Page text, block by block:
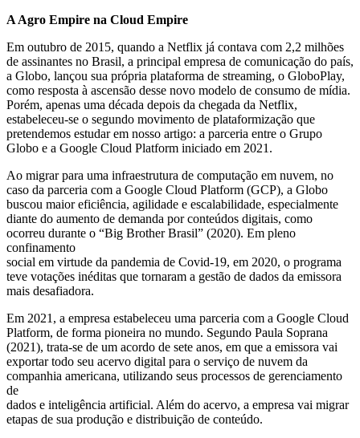
A Agro Empire na Cloud Empire
Em outubro de 2015, quando a Netflix já contava com 2,2 milhões
de assinantes no Brasil, a principal empresa de comunicação do país,
a Globo, lançou sua própria plataforma de streaming, o GloboPlay,
como resposta à ascensão desse novo modelo de consumo de mídia.
Porém, apenas uma década depois da chegada da Netflix,
estabeleceu-se o segundo movimento de plataformização que
pretendemos estudar em nosso artigo: a parceria entre o Grupo
Globo e a Google Cloud Platform iniciado em 2021.
Ao migrar para uma infraestrutura de computação em nuvem, no
caso da parceria com a Google Cloud Platform (GCP), a Globo
buscou maior eficiência, agilidade e escalabilidade, especialmente
diante do aumento de demanda por conteúdos digitais, como
ocorreu durante o “Big Brother Brasil” (2020). Em pleno
confinamento
social em virtude da pandemia de Covid-19, em 2020, o programa
teve votações inéditas que tornaram a gestão de dados da emissora
mais desafiadora.
Em 2021, a empresa estabeleceu uma parceria com a Google Cloud
Platform, de forma pioneira no mundo. Segundo Paula Soprana
(2021), trata-se de um acordo de sete anos, em que a emissora vai
exportar todo seu acervo digital para o serviço de nuvem da
companhia americana, utilizando seus processos de gerenciamento
de
dados e inteligência artificial. Além do acervo, a empresa vai migrar
etapas de sua produção e distribuição de conteúdo.